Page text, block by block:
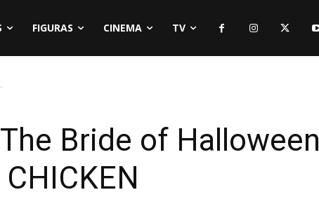
FIGURAS CINEMA TV
Bride of Halloween